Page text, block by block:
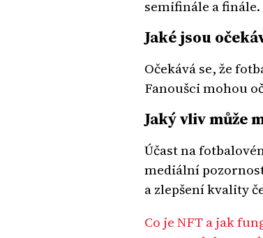
semifinále a finále.
Jaké jsou
Očekává se, že
Fanoušci mohou
Jaký vliv může
Účast na
mediální
a zlepšení kvality
Co je NFT a jak